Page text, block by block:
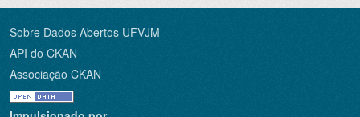
Sobre Dados Abertos UFVJM
API do CKAN
Associação CKAN